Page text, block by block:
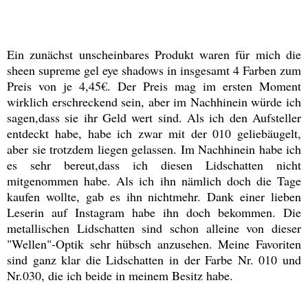
Ein zunächst unscheinbares Produkt waren für mich die
sheen supreme gel eye shadows in insgesamt 4 Farben zum
Preis von je 4,45€. Der Preis mag im ersten Moment
wirklich erschreckend sein, aber im Nachhinein würde ich
sagen,dass sie ihr Geld wert sind. Als ich den Aufsteller
entdeckt habe, habe ich zwar mit der 010 geliebäugelt,
aber sie trotzdem liegen gelassen. Im Nachhinein habe ich
es sehr bereut,dass ich diesen Lidschatten nicht
mitgenommen habe. Als ich ihn nämlich doch die Tage
kaufen wollte, gab es ihn nichtmehr. Dank einer lieben
Leserin auf Instagram habe ihn doch bekommen. Die
metallischen Lidschatten sind schon alleine von dieser
"Wellen"-Optik sehr hübsch anzusehen. Meine Favoriten
sind ganz klar die Lidschatten in der Farbe Nr. 010 und
Nr.030, die ich beide in meinem Besitz habe.